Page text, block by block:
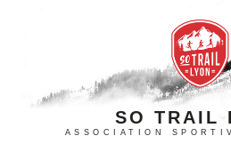
SO TRAIL
ASSOCIATION